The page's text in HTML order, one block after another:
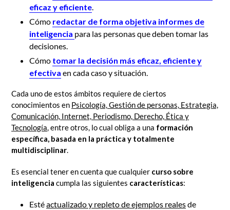
eficaz y eficiente
Cómo redactar de forma objetiva informes de
inteligencia para las personas que deben tomar las
decisiones.
Cómo tomar la decisión más eficaz, eficiente y
efectiva en cada caso y situación.
Cada uno de estos ámbitos requiere de ciertos
conocimientos en Psicología, Gestión de personas, Estrategia,
Comunicación, Internet, Periodismo, Derecho, Ética y
Tecnología, entre otros, lo cual obliga a una formación
específica, basada en la práctica y totalmente
multidisciplinar.
Es esencial tener en cuenta que cualquier curso sobre
inteligencia cumpla las siguientes características:
Estéactualizado y repleto de ejemplos realesde